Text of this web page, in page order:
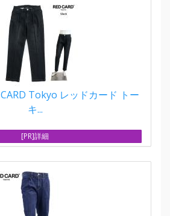
CARD Tokyo レッドカード トー
キ...
[PR]詳細